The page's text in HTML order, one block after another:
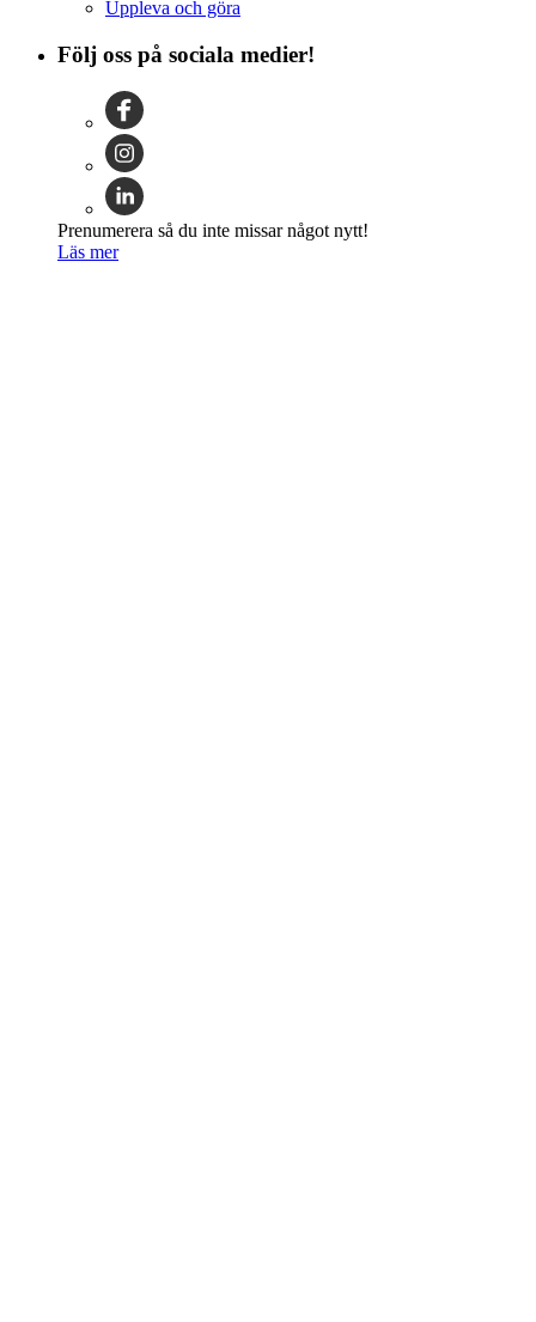
Uppleva och göra
Följ oss på sociala medier!
Prenumerera så du inte missar något nytt!
Läs mer